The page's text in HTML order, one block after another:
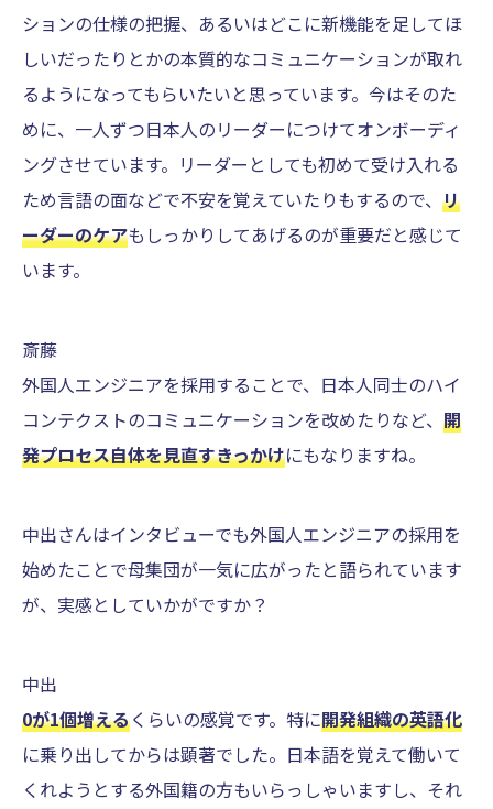
ションの仕様の把握、あるいはどこに新機能を足してほ
しいだったりとかの本質的なコミュニケーションが取れ
るようになってもらいたいと思っています。今はそのた
めに、一人ずつ日本人のリーダーにつけてオンボーディ
ングさせています。リーダーとしても初めて受け入れる
ため言語の面などで不安を覚えていたりもするので、 リ
ーダーのケアもしっかりしてあげるのが重要だと感じて
います。
斎藤
外国人エンジニアを採用することで、日本人同士のハイ
コンテクストのコミュニケーションを改めたりなど、 開
発プロセス自体を見直すきっかけにもなりますね。
中出さんはインタビューでも外国人エンジニアの採用を
始めたことで母集団が一気に広がったと語られています
が、実感としていかがですか？
中出
0が1個増えるくらいの感覚です。特に開発組織の英語化
に乗り出してからは顕著でした。日本語を覚えて働いて
くれようとする外国籍の方もいらっしゃいますし、それ